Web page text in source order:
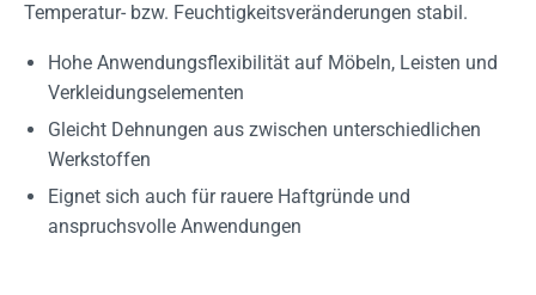
Temperatur- bzw. Feuchtigkeitsveränderungen stabil.
Hohe Anwendungsflexibilität auf Möbeln, Leisten und
Verkleidungselementen
Gleicht Dehnungen aus zwischen unterschiedlichen
Werkstoffen
Eignet sich auch für rauere Haftgründe und
anspruchsvolle Anwendungen